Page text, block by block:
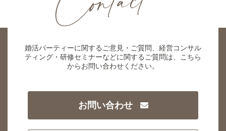
婚活パーティーに関するご意見・ご質問、経営コンサル
ティング・研修セミナーなどに関するご質問は、こちら
からお問い合わせください。
お問い合わせ